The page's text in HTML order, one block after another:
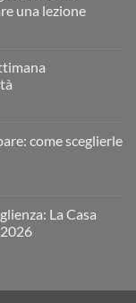
una lezione
come sceglierle
La Casa